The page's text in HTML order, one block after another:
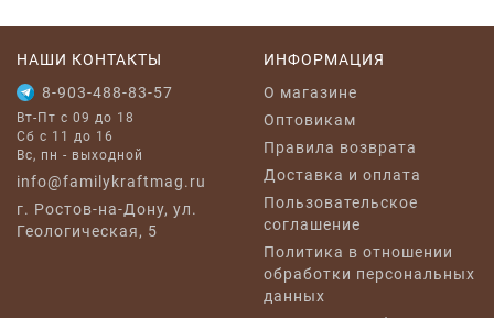
НАШИ КОНТАКТЫ
8-903-488-83-57
Вт-Пт с 09 до 18
Сб с 11 до 16
Вс, пн - выходной
info@familykraftmag.ru
г. Ростов-на-Дону, ул.
Геологическая, 5
ИНФОРМАЦИЯ
O магазине
Оптовикам
Правила возврата
Доставка и оплата
Пользовательское
соглашение
Политика в отношении
обработки персональных
данных